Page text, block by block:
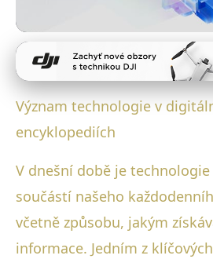
Digitální Encyklopedie a Umělá
Jak technologie
digitální
Význam technologie v
encyklopediích
V dnešní době je
součástí našeho
včetně způsobu, jakým
informace. Jedním z